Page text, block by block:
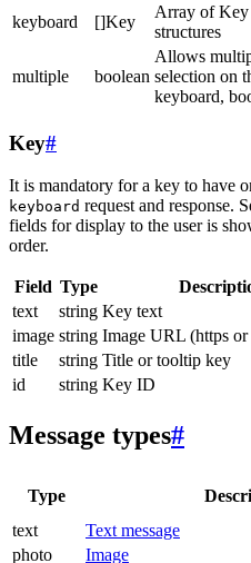
keyboard []Key
Array of Key
structures
multiple boolean
Allows
selection on
keyboard,
Key#
It is mandatory for a key to have
keyboard request and response.
fields for display to the user is
order.
Field Type
text
string Key text
image string Image URL (https or
title
string Title or tooltip key
id
string Key ID
Message types#
Type
text
Text message
photo
Image